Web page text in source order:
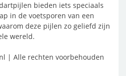
bieden iets speciaals
in de voetsporen van een
deze pijlen zo geliefd zijn
wereld.
| Alle rechten voorbehouden